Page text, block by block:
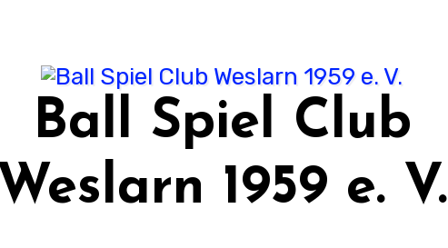
Ball Spiel Club
Weslarn 1959 e. V.